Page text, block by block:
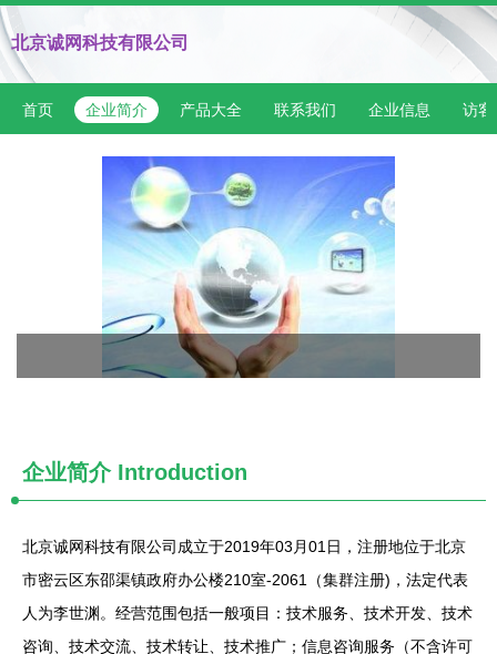
北京诚网科技有限公司
首页 企业简介 产品大全 联系我们 企业信息 访客
企业简介 Introduction
北京诚网科技有限公司成立于2019年03月01日，注册地位于北京
市密云区东邵渠镇政府办公楼210室-2061（集群注册)，法定代表
人为李世渊。经营范围包括一般项目：技术服务、技术开发、技术
咨询、技术交流、技术转让、技术推广；信息咨询服务（不含许可